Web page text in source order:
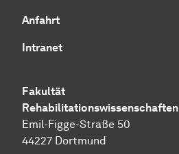
Anfahrt
Intranet
Fakultät
Rehabilitationswissenschaften
Emil-Figge-Straße 50
44227 Dortmund